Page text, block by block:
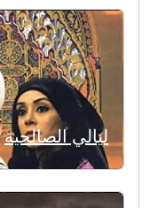
ليالي الصالحية